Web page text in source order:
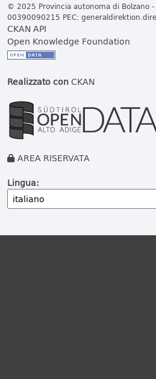
© 2025 Provincia autonoma di Bolzano
00390090215 PEC:
CKAN API
Open Knowledge Foundation
Realizzato conCKAN
AREA RISERVATA
Lingua